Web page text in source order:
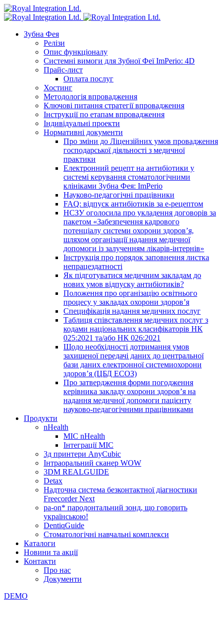
Зубна Фея
Релізи
Опис функціоналу
Системні вимоги для Зубної Феї ImPerio: 4D
Прайс-лист
Оплата послуг
Хостинг
Методологія впровадження
Ключові питання стратегії впровадження
Інструкції по етапам впровадження
Індивідуальні проекти
Нормативні документи
Про зміни до Ліцензійних умов провадження
господарської діяльності з медичної
практики
Електронний рецепт на антибіотики у
системі керування стоматологічними
клініками Зубна Фея: ImPerio
Науково-педагогічні працівники
FAQ: відпуск антибіотиків за е-рецептом
НСЗУ оголосила про укладення договорів за
пакетом «Забезпечення кадрового
потенціалу системи охорони здоров’я,
шляхом організації надання медичної
допомоги із залученням лікарів-інтернів»
Інструкція про порядок заповнення листка
непрацездатності
Як підготуватися медичним закладам до
нових умов відпуску антибіотиків?
Положення про організацію освітнього
процесу у закладах охорони здоров’я
Специфікація надання медичних послуг
Таблиця співставлення медичних послуг з
кодами національних класифікаторів НК
025:2021 та/або НК 026:2021
Щодо необхідності дотримання умов
захищеної передачі даних до центральної
бази даних електронної системиохорони
здоров’я (ЦБД ЕСОЗ)
Про затвердження форми погодження
керівника закладу охорони здоров’я на
надання медичної допомоги пацієнту
науково-педагогічними працівниками
Продукти
nHealth
МІС nHealth
Інтеграції МІС
3д принтери AnyCubic
Інтраоральний сканер WOW
3DM REALGUIDE
Detax
Надточна система безконтактної діагностики
Freecorder Next
pa-on* пародонтальний зонд, що говорить
українською!
DentiqGuide
Стоматологічні навчальні комплекси
Каталоги
Новини та акції
Контакти
Про нас
Документи
DEMO